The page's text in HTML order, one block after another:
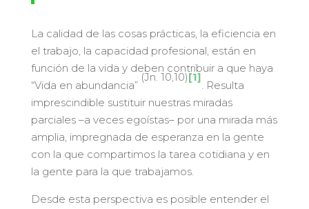
La calidad de las cosas prácticas, la eficiencia en
el trabajo, la capacidad profesional, están en
función de la vida y deben contribuir a que haya
“Vida en abundancia”
(Jn. 10,10)[1]
. Resulta
imprescindible sustituir nuestras miradas
parciales –a veces egoístas– por una mirada más
amplia, impregnada de esperanza en la gente
con la que compartimos la tarea cotidiana y en
la gente para la que trabajamos.
Desde esta perspectiva es posible entender el